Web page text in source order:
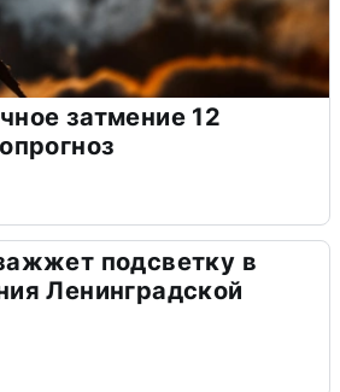
затмение 12
подсветку в
Ленинградской